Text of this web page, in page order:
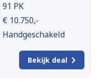
91 PK
€ 10.750,-
Handgeschakeld
Bekijk deal